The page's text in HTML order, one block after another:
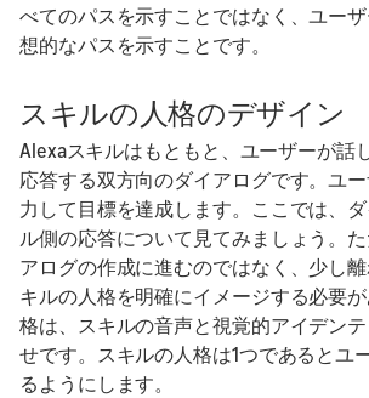
べてのパスを示すことではなく、ユー
想的なパスを示すことです。
スキルの人格のデザイン
Alexaスキルはもともと、ユーザーが話
応答する双方向のダイアログです。ユ
力して目標を達成します。ここでは、
ル側の応答について見てみましょう。
アログの作成に進むのではなく、少し
キルの人格を明確にイメージする必要
格は、スキルの音声と視覚的アイデン
せです。スキルの人格は1つであるとユ
るようにします。